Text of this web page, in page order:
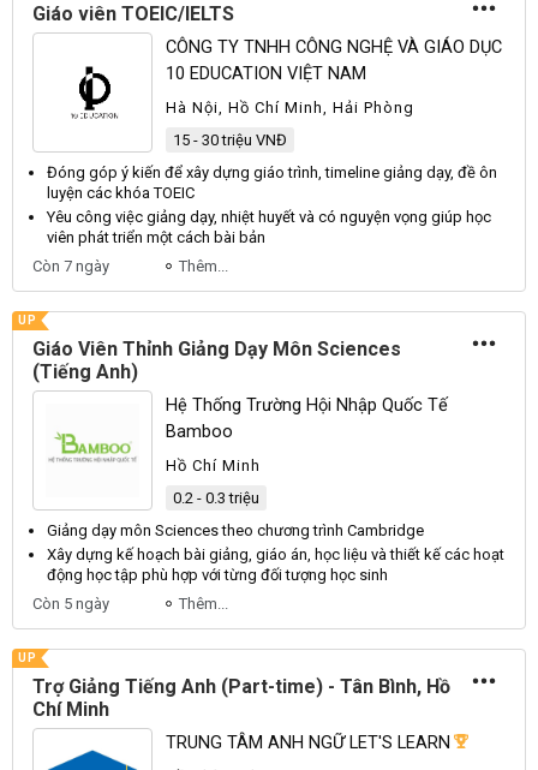
Giáo viên TOEIC/IELTS
CÔNG TY TNHH CÔNG NGHỆ VÀ GIÁO DỤC
10 EDUCATION VIỆT NAM
Hà Nội, Hồ Chí Minh, Hải Phòng
15 - 30 triệu VNĐ
Đóng góp ý kiến để xây dựng giáo trình, timeline giảng dạy, đề ôn
luyện các khóa TOEIC
Yêu công việc giảng dạy, nhiệt huyết và có nguyện vọng giúp học
viên phát triển một cách bài bản
Còn 7 ngày
Thêm...
UP
Giáo Viên Thỉnh Giảng Dạy Môn Sciences
(Tiếng Anh)
Hệ Thống Trường Hội Nhập Quốc Tế
Bamboo
Hồ Chí Minh
0.2 - 0.3 triệu
Giảng dạy môn Sciences theo chương trình Cambridge
Xây dựng kế hoạch bài giảng, giáo án, học liệu và thiết kế các hoạt
động học tập phù hợp với từng đối tượng học sinh
Còn 5 ngày
Thêm...
UP
Trợ Giảng Tiếng Anh (Part-time) - Tân Bình, Hồ
Chí Minh
TRUNG TÂM ANH NGỮ LET'S LEARN